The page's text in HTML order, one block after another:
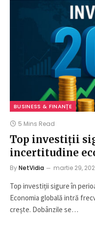
BUSINESS & FINANȚE
5 Mins Read
Top investiții
incertitudine
ByNetVidia martie 29,
Top investiții sigure în
Economia globală intră
crește. Dobânzile se…